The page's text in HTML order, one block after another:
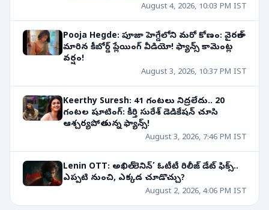
August 4, 2026, 10:03 PM IST
Pooja Hegde: పూజా హెగ్డేలోని మరో కోణం: వైరల్‌గా
మారిన కీబోర్డ్ ప్లేయింగ్ వీడియో! ఫ్యాన్స్ కామెంట్ల
వర్షం!
August 3, 2026, 10:37 PM IST
Keerthy Suresh: 41 గంటలు నిద్రలేదు.. 20
గంటల షూటింగ్: కీర్తి సురేశ్ డెడికేషన్ చూసి
ఆశ్చర్యపోతున్న ఫ్యాన్స్!
August 3, 2026, 7:46 PM IST
Lenin OTT: అఖిల్ ‘లెనిన్’ ఓటీటీ రిలీజ్ డేట్ ఫిక్స్..
ఎప్పటి నుంచి, ఎక్కడ చూడొచ్చు?
August 2, 2026, 4:06 PM IST